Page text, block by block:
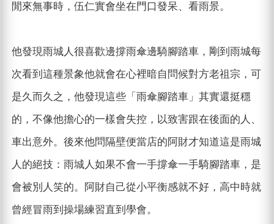
閒來無事時，伍仁實會坐在門口發呆、看雨景。
他發現雨城人很喜歡邊撐雨傘邊騎腳踏車，剛到雨城每
次看到這種景象他就會在心裡暗自問候對方老祖宗，可
是久而久之，他發現這些「雨傘腳踏車」其實還挺穩
的，不像他擔心的一樣會失控，以致害跟在後面的人、
車出意外。後來他問隔壁便當店的阿財才知道這是雨城
人的絕技：雨城人如果不會一手撐傘一手騎腳踏車，是
會被別人笑的。阿財自己從小平衡感就不好，高中時就
曾經冒雨到操場練習直到學會。